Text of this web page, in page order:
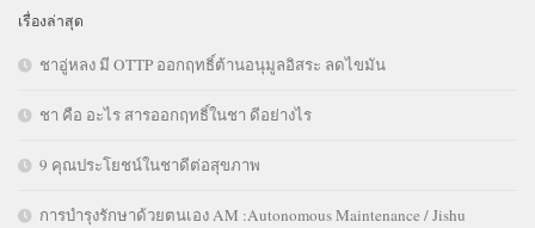
เรื่องล่าสุด
ชาอู่หลง มี OTTP ออกฤทธิ์ต้านอนุมูลอิสระ ลดไขมัน
ชา คือ อะไร สารออกฤทธิ์ในชา ดีอย่างไร
9 คุณประโยชน์ในชาดีต่อสุขภาพ
การบำรุงรักษาด้วยตนเอง AM :Autonomous Maintenance / Jishu